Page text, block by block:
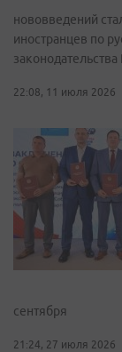
нововведений
иностранцев по
законодательства
22:08, 11 июля 2026
сентября
21:24, 27 июля 2026